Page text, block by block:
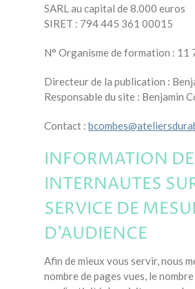
SARL au capital de 8.000 euros
SIRET : 794 445 361 00015
N° Organisme de formation : 11
Directeur de la publication :
Responsable du site : Benjamin
Contact :
INFORMATION
INTERNAUTES
SERVICE DE
D’AUDIENCE
Afin de mieux vous servir, nous
nombre de pages vues, le